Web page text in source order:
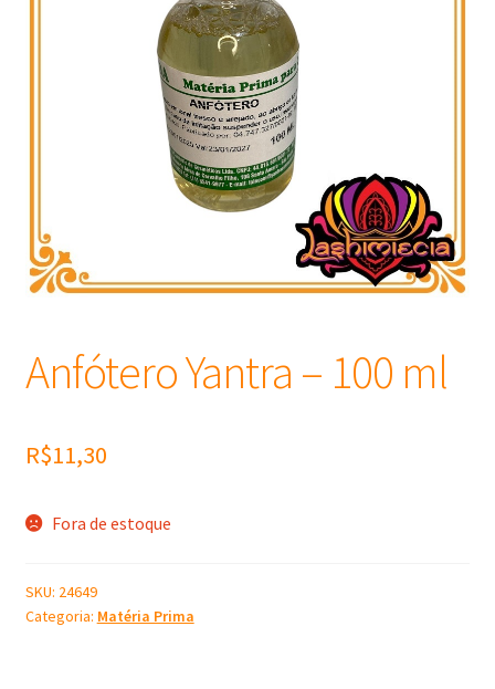
Corante, Pigmento e Óxido
Manteiga
Anfótero Yantra – 100 ml
R$11,30
Fora de estoque
SKU: 24649
Categoria: Matéria Prima